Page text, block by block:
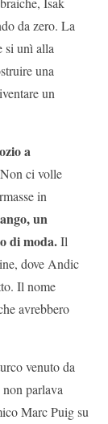
da zero. La
si unì alla
una
un
a
ci volle
in
un
di moda.Il
dove Andic
Il nome
avrebbero
venuto da
parlava
Marc Puig su